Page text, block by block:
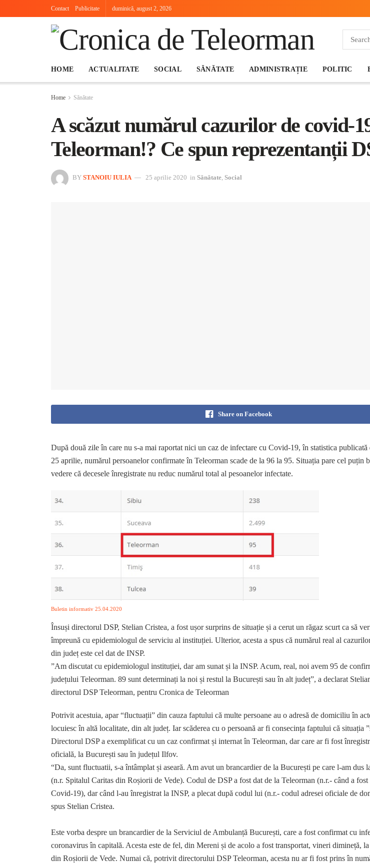
Contact Publicitate duminică, august 2, 2026
HOME ACTUALITATE SOCIAL SĂNĂTATE ADMINISTRAȚIE POLITIC
Home Sănătate
A scăzut numărul cazurilor de covid-
Teleorman!? Ce spun reprezentanții
BY STANOIU IULIA 25 aprilie 2020 in Sănătate, Social
Share on Facebook
După două zile în care nu s-a mai raportat nici un caz de infectare cu Covid-19, în statistica publicată
25 aprilie, numărul persoanelor confirmate în Teleorman scade de la 96 la 95. Situația pare cel puțin
vedere că decesele înregistrate nu reduc numărul total al pesoanelor infectate.
Buletin informativ 25.04.2020
Însuși directorul DSP, Stelian Cristea, a fost ușor surprins de situație și a cerut un răgaz scurt ca să
împreună cu epidemiologul de serviciu al instituției. Ulterior, acesta a spus că numărul real al
din județ este cel dat de INSP.
”Am discutat cu epidemiologul instituției, dar am sunat și la INSP. Acum, real, noi avem 95 de
județului Teleorman. 89 sunt determinați la noi și restul la București sau în alt județ”, a declarat
directorul DSP Teleorman, pentru Cronica de Teleorman
Potrivit acestuia, apar “fluctuații” din cauza faptului că multe persoane au o adresă de domiciliu în
locuiesc în altă localitate, din alt județ. Iar scăderea cu o persoană ar fi consecința faptului că situația
Directorul DSP a exemplificat cu un caz confirmat și internat în Teleorman, dar care ar fi fost
oficială, la București sau în județul Ilfov.
“Da, sunt fluctuatii, s-a întâmplat și aseară. Am avut un brancardier de la București pe care l-am dus
(n.r. Spitalul Caritas din Roșiorii de Vede). Codul de DSP a fost dat de la Teleorman (n.r.- când a fost
Covid-19), dar când l-au înregistrat la INSP, a plecat după codul lui (n.r.- codul adresei oficiale de
spus Stelian Cristea.
Este vorba despre un brancardier de la Serviciul de Ambulanță București, care a fost confirmat cu
coronavirus în capitală. Acesta este de fel, din Mereni și de acolo a fost transportat, vineri dimineță,
din Roșiorii de Vede. Numai că, potrivit directorului DSP Teleorman, acesta nu ar fi fost prins în